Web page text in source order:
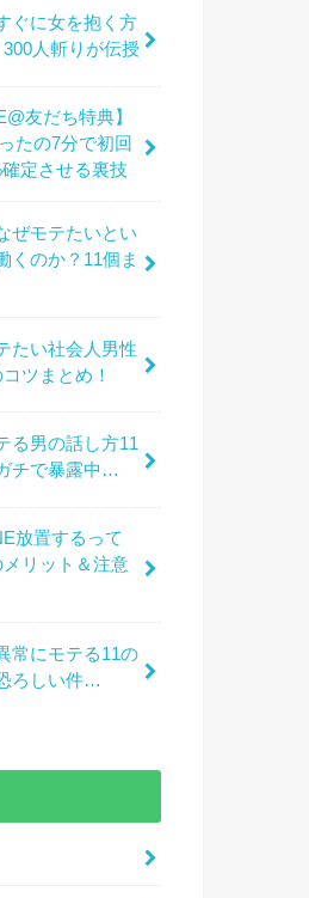
ぐに女を抱く方
人斬りが伝授
友だち特典】
たの7分で初回
定させる裏技
ぜモテたいとい
くのか？11個ま
たい社会人男性
ツまとめ！
る男の話し方11
チで暴露中…
放置するって
リット＆注意
常にモテる11の
ろしい件…